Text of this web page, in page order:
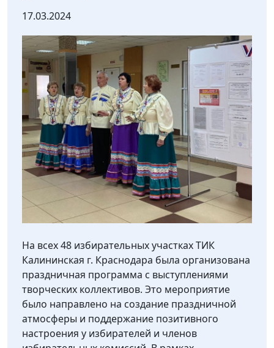
17.03.2024
На всех 48 избирательных участках ТИК
Калининская г. Краснодара была организована
праздничная программа с выступлениями
творческих коллективов. Это мероприятие
было направлено на создание праздничной
атмосферы и поддержание позитивного
настроения у избирателей и членов